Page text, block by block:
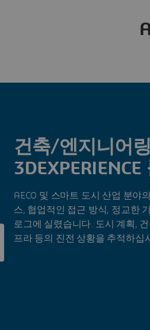
건축/엔지니어
AECO 및 스마트 도시 산업 분야
스, 협업적인 접근 방식, 정교한
로그에 실렸습니다. 도시 계획,
프라 등의 진전 상황을 추적하십